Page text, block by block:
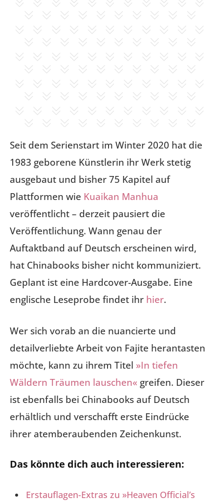
Seit dem Serienstart im Winter 2020 hat die
1983 geborene Künstlerin ihr Werk stetig
ausgebaut und bisher 75 Kapitel auf
Plattformen wie Kuaikan Manhua
veröffentlicht – derzeit pausiert die
Veröffentlichung. Wann genau der
Auftaktband auf Deutsch erscheinen wird,
hat Chinabooks bisher nicht kommuniziert.
Geplant ist eine Hardcover-Ausgabe. Eine
englische Leseprobe findet ihr hier.
Wer sich vorab an die nuancierte und
detailverliebte Arbeit von Fajite herantasten
möchte, kann zu ihrem Titel »In tiefen
Wäldern Träumen lauschen« greifen. Dieser
ist ebenfalls bei Chinabooks auf Deutsch
erhältlich und verschafft erste Eindrücke
ihrer atemberaubenden Zeichenkunst.
Das könnte dich auch interessieren:
Erstauflagen-Extras zu »Heaven Official’s